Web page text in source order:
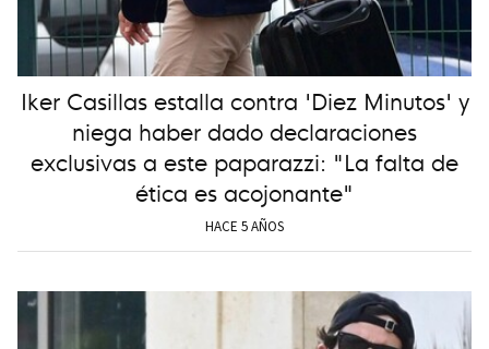
Iker Casillas estalla contra 'Diez Minutos' y
niega haber dado declaraciones
exclusivas a este paparazzi: "La falta de
ética es acojonante"
HACE 5 AÑOS